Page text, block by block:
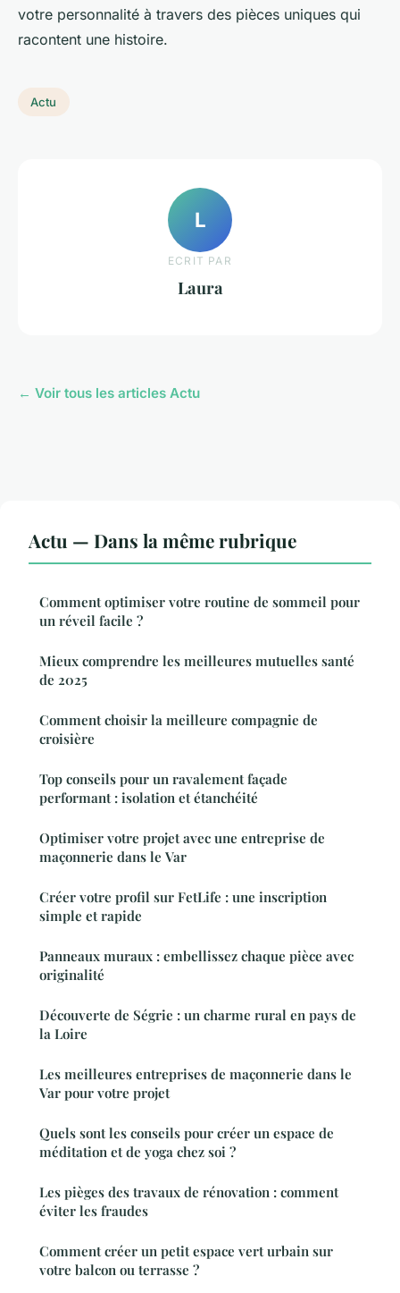
votre personnalité à travers des pièces uniques qui
racontent une histoire.
Actu
L
ECRIT PAR
Laura
← Voir tous les articles Actu
Actu — Dans la même rubrique
Comment optimiser votre routine de sommeil pour
un réveil facile ?
Mieux comprendre les meilleures mutuelles santé
de 2025
Comment choisir la meilleure compagnie de
croisière
Top conseils pour un ravalement façade
performant : isolation et étanchéité
Optimiser votre projet avec une entreprise de
maçonnerie dans le Var
Créer votre profil sur FetLife : une inscription
simple et rapide
Panneaux muraux : embellissez chaque pièce avec
originalité
Découverte de Ségrie : un charme rural en pays de
la Loire
Les meilleures entreprises de maçonnerie dans le
Var pour votre projet
Quels sont les conseils pour créer un espace de
méditation et de yoga chez soi ?
Les pièges des travaux de rénovation : comment
éviter les fraudes
Comment créer un petit espace vert urbain sur
votre balcon ou terrasse ?